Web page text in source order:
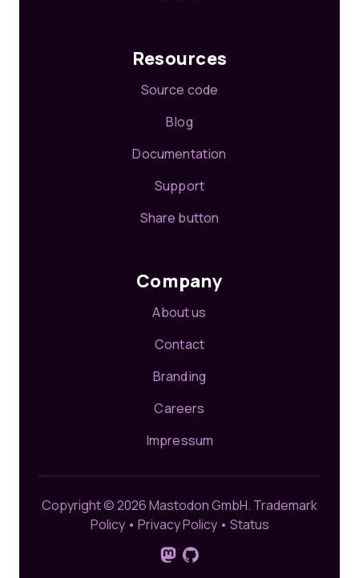
Resources
Source code
Blog
Documentation
Support
Share button
Company
About us
Contact
Branding
Careers
Impressum
Copyright © 2026 Mastodon GmbH. Trademark
Policy• Privacy Policy• Status